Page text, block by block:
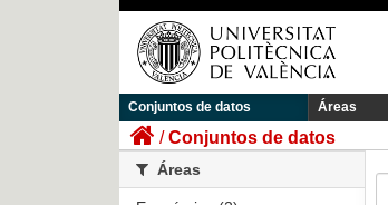
Conjuntos de datos Áreas
Conjuntos de datos
Áreas